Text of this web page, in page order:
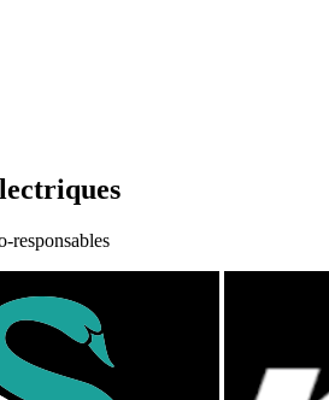
responsables